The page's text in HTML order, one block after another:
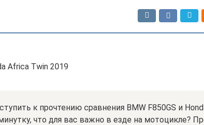
Africa Twin 2019
к прочтению сравнения BMW F850GS и
что для вас важно в езде на мотоцикле?